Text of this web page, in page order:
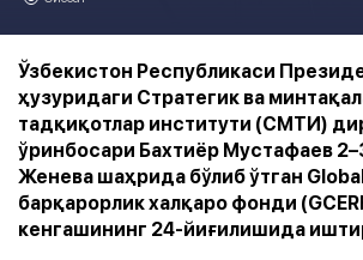
Ўзбекистон Республикаси
ҳузуридаги Стратегик ва
тадқиқотлар институти (СМТИ)
ўринбосари Бахтиёр Мустафаев
Женева шаҳрида бўлиб ўтган
барқарорлик халқаро фонди
кенгашининг 24-йиғилишида